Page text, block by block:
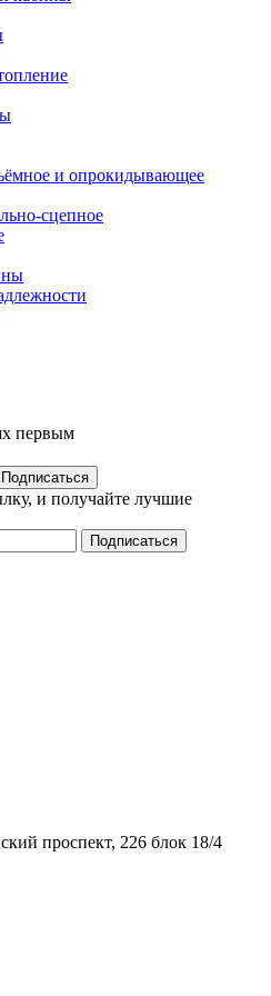
и опрокидывающее
сцепное
первым
и получайте лучшие
проспект, 226 блок 18/4